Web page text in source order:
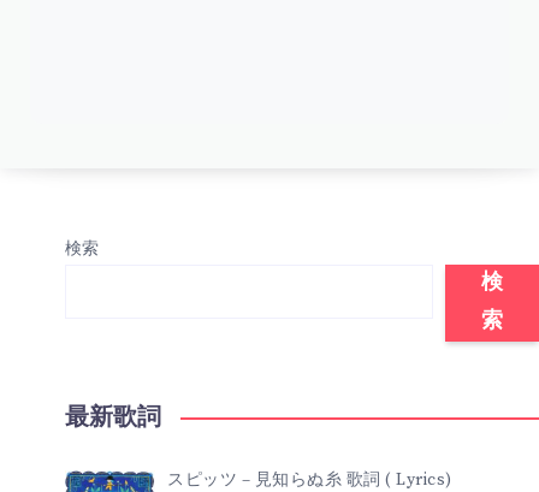
検索
検
索
最新歌詞
スピッツ – 見知らぬ糸 歌詞 ( Lyrics)